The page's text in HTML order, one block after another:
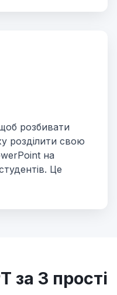
розбивати
розділити свою
на
Це
за 3 прості